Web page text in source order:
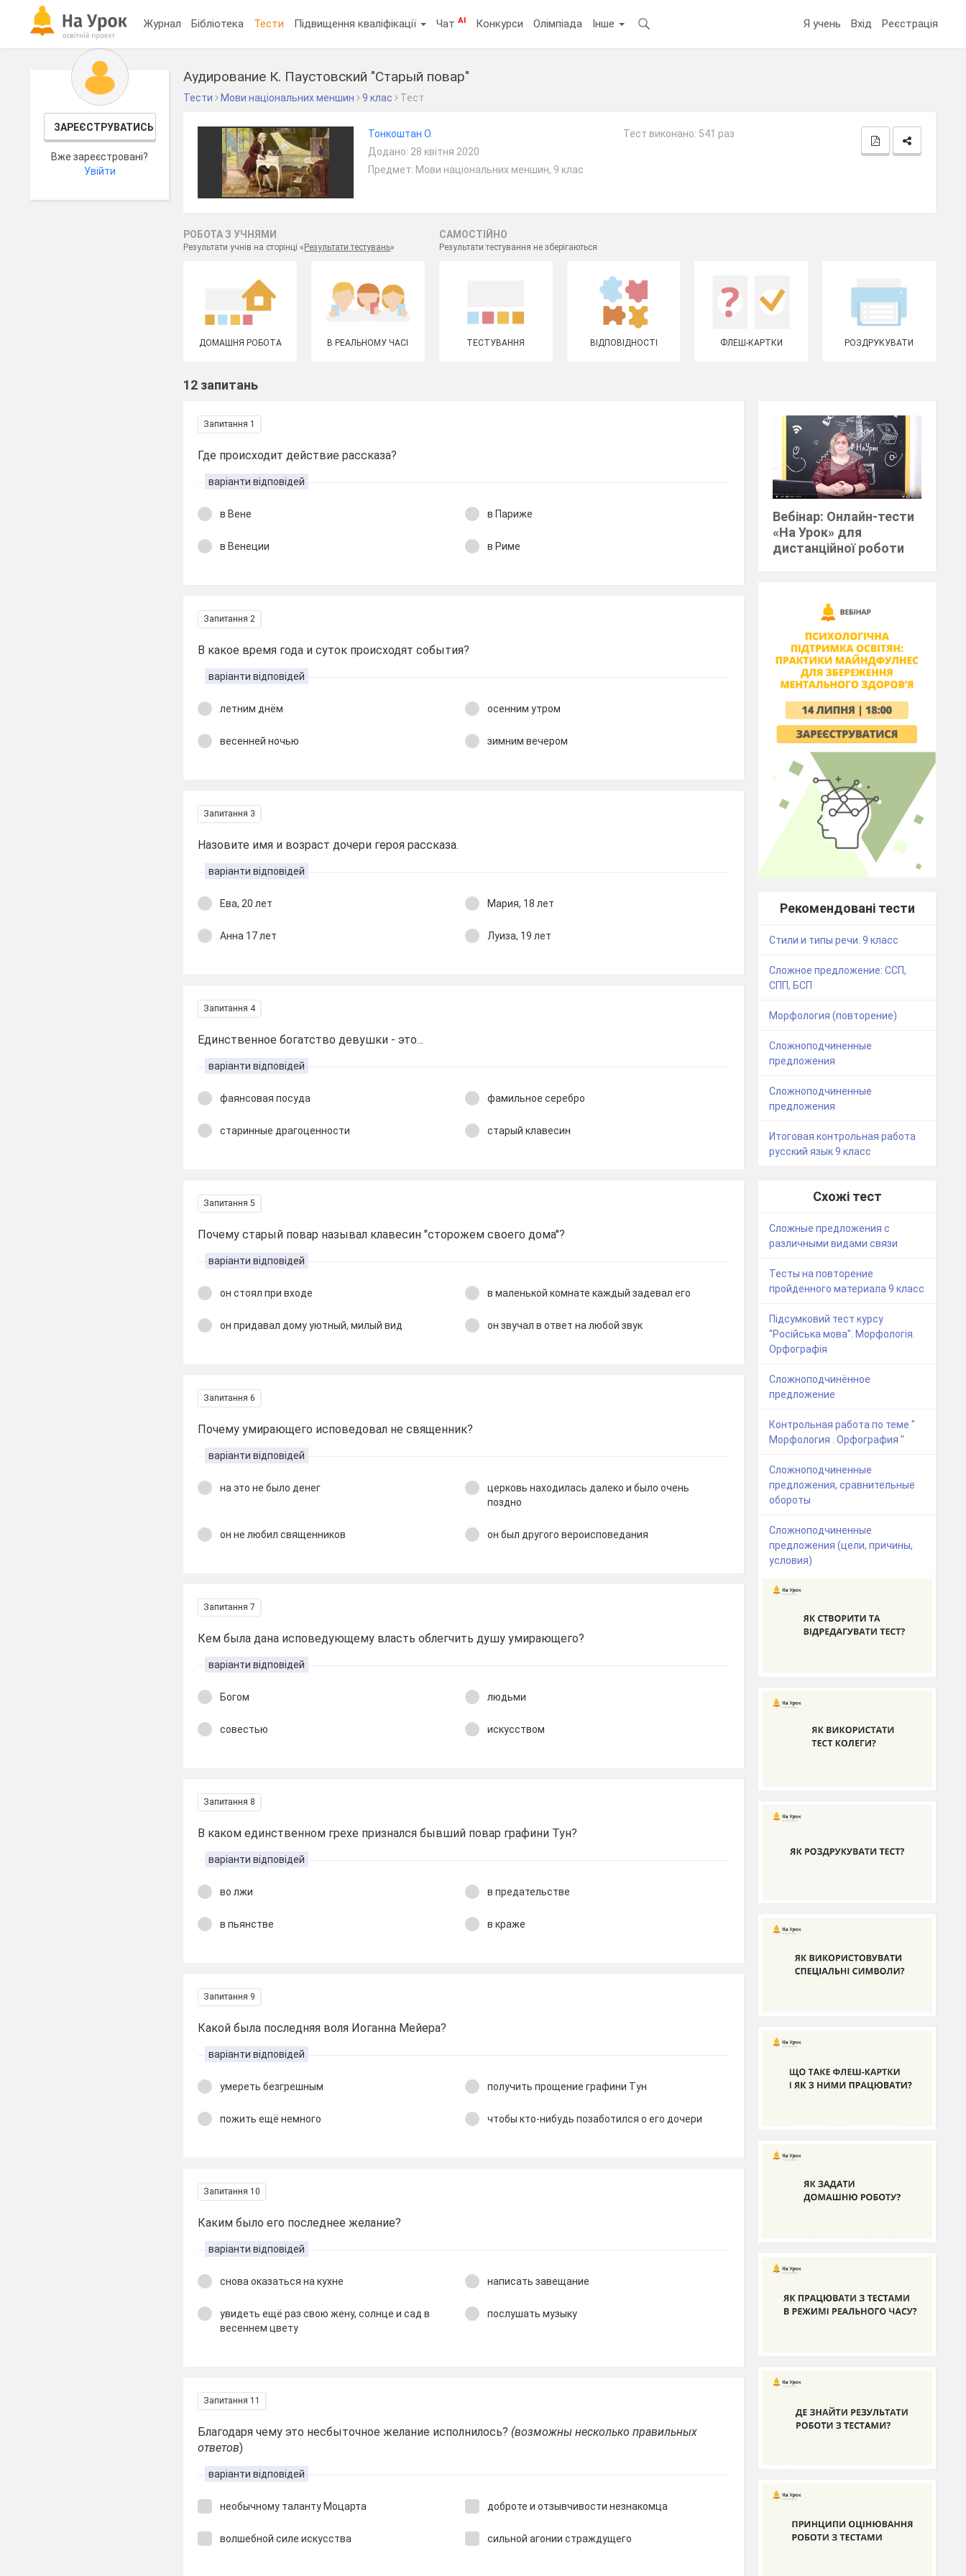
Журнал Бібліотека Тести Підвищення кваліфікації ЧатAI Конкурси Олімпіада Інше Я учень Вхід Реєстрація
ЗАРЕЄСТРУВАТИСЬ
Вже зареєстровані?
Увійти
Аудирование К. Паустовский "Старый повар"
Тести Мови національних меншин 9 клас Тест
Тонкоштан О.
Додано: 28 квітня 2020
Предмет: Мови національних меншин, 9 клас
Тест виконано: 541 раз
РОБОТА З УЧНЯМИ
Результати учнів на сторінці « Результати тестувань»
САМОСТІЙНО
Результати тестування не зберігаються
ДОМАШНЯ РОБОТА В РЕАЛЬНОМУ ЧАСІ ТЕСТУВАННЯ ВІДПОВІДНОСТІ ФЛЕШ-КАРТКИ РОЗДРУКУВАТИ
12 запитань
Запитання 1
Где происходит действие рассказа?
варіанти відповідей
в Вене в Париже
в Венеции в Риме
Запитання 2
В какое время года и суток происходят события?
варіанти відповідей
летним днём осенним утром
весенней ночью зимним вечером
Запитання 3
Назовите имя и возраст дочери героя рассказа.
варіанти відповідей
Ева, 20 лет Мария, 18 лет
Анна 17 лет Луиза, 19 лет
Запитання 4
Единственное богатство девушки - это...
варіанти відповідей
фаянсовая посуда фамильное серебро
старинные драгоценности старый клавесин
Запитання 5
Почему старый повар называл клавесин "сторожем своего дома"?
варіанти відповідей
он стоял при входе в маленькой комнате каждый задевал его
он придавал дому уютный, милый вид он звучал в ответ на любой звук
Запитання 6
Почему умирающего исповедовал не священник?
варіанти відповідей
на это не было денег
церковь находилась далеко и было очень
поздно
он не любил священников он был другого вероисповедания
Запитання 7
Кем была дана исповедующему власть облегчить душу умирающего?
варіанти відповідей
Богом людьми
совестью искусством
Запитання 8
В каком единственном грехе признался бывший повар графини Тун?
варіанти відповідей
во лжи в предательстве
в пьянстве в краже
Запитання 9
Какой была последняя воля Иоганна Мейера?
варіанти відповідей
умереть безгрешным получить прощение графини Тун
пожить ещё немного чтобы кто-нибудь позаботился о его дочери
Запитання 10
Каким было его последнее желание?
варіанти відповідей
снова оказаться на кухне написать завещание
увидеть ещё раз свою жену, солнце и сад в
весеннем цвету
послушать музыку
Запитання 11
Благодаря чему это несбыточное желание исполнилось? (возможны несколько правильных
ответов)
варіанти відповідей
необычному таланту Моцарта доброте и отзывчивости незнакомца
волшебной силе искусства сильной агонии страждущего
Вебінар: Онлайн-тести
«На Урок» для
дистанційної роботи
Рекомендовані тести
Стили и типы речи. 9 класс
Сложное предложение: ССП,
СПП, БСП
Морфология (повторение)
Сложноподчиненные
предложения
Сложноподчиненные
предложения
Итоговая контрольная работа
русский язык 9 класс
Схожі тест
Сложные предложения с
различными видами связи
Тесты на повторение
пройденного материала 9 класс
Підсумковий тест курсу
"Російська мова". Морфологія.
Орфографія
Сложноподчинённое
предложение
Контрольная работа по теме "
Морфология . Орфография "
Сложноподчиненные
предложения, сравнительные
обороты
Сложноподчиненные
предложения (цели, причины,
условия)